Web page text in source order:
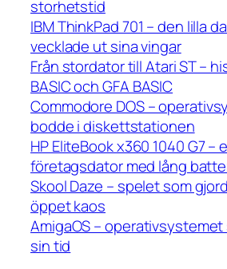
storhetstid
IBM ThinkPad 701 – den lilla
vecklade ut sina vingar
Från stordator till Atari ST –
BASIC och GFA BASIC
Commodore DOS –
bodde i diskettstationen
HP EliteBook x360 1040 G7 –
företagsdator med lång
Skool Daze – spelet som
öppet kaos
AmigaOS – operativsystemet
sin tid